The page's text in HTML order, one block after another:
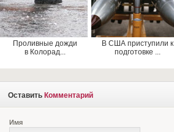
Проливные дожди
в Колорад...
В США приступили к
подготовке ...
ОставитьКомментарий
Имя